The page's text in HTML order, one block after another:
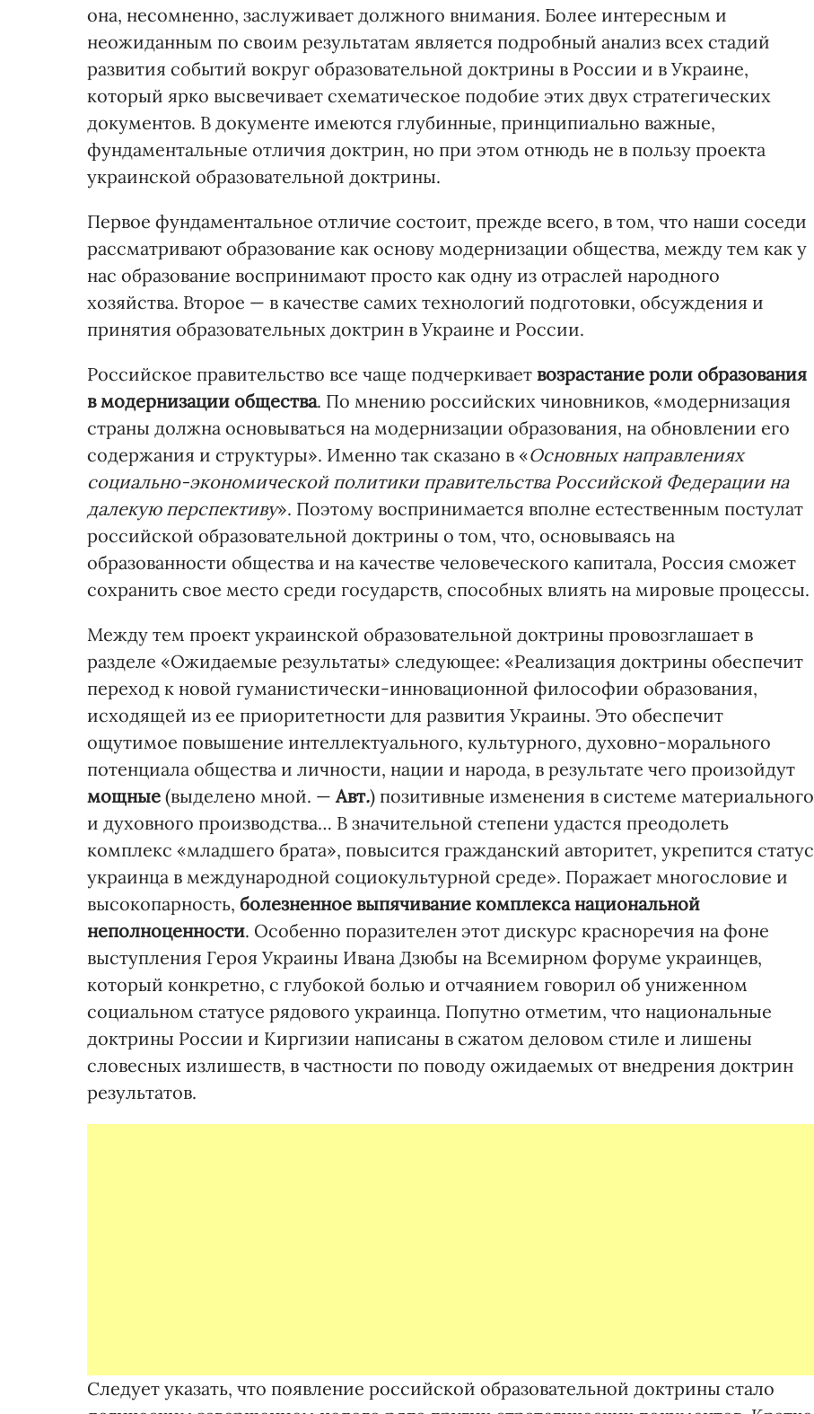
она, несомненно, заслуживает должного внимания. Более интересным и
неожиданным по своим результатам является подробный анализ всех стадий
развития событий вокруг образовательной доктрины в России и в Украине,
который ярко высвечивает схематическое подобие этих двух стратегических
документов. В документе имеются глубинные, принципиально важные,
фундаментальные отличия доктрин, но при этом отнюдь не в пользу проекта
украинской образовательной доктрины.
Первое фундаментальное отличие состоит, прежде всего, в том, что наши соседи
рассматривают образование как основу модернизации общества, между тем как у
нас образование воспринимают просто как одну из отраслей народного
хозяйства. Второе — в качестве самих технологий подготовки, обсуждения и
принятия образовательных доктрин в Украине и России.
Российское правительство все чаще подчеркивает возрастание роли образования
в модернизации общества. По мнению российских чиновников, «модернизация
страны должна основываться на модернизации образования, на обновлении его
содержания и структуры». Именно так сказано в «Основных направлениях
социально-экономической политики правительства Российской Федерации на
далекую перспективу». Поэтому воспринимается вполне естественным постулат
российской образовательной доктрины о том, что, основываясь на
образованности общества и на качестве человеческого капитала, Россия сможет
сохранить свое место среди государств, способных влиять на мировые процессы.
Между тем проект украинской образовательной доктрины провозглашает в
разделе «Ожидаемые результаты» следующее: «Реализация доктрины обеспечит
переход к новой гуманистически-инновационной философии образования,
исходящей из ее приоритетности для развития Украины. Это обеспечит
ощутимое повышение интеллектуального, культурного, духовно-морального
потенциала общества и личности, нации и народа, в результате чего произойдут
мощные (выделено мной. —Авт.) позитивные изменения в системе материального
и духовного производства… В значительной степени удастся преодолеть
комплекс «младшего брата», повысится гражданский авторитет, укрепится статус
украинца в международной социокультурной среде». Поражает многословие и
высокопарность, болезненное выпячивание комплекса национальной
неполноценности. Особенно поразителен этот дискурс красноречия на фоне
выступления Героя Украины Ивана Дзюбы на Всемирном форуме украинцев,
который конкретно, с глубокой болью и отчаянием говорил об униженном
социальном статусе рядового украинца. Попутно отметим, что национальные
доктрины России и Киргизии написаны в сжатом деловом стиле и лишены
словесных излишеств, в частности по поводу ожидаемых от внедрения доктрин
результатов.
Следует указать, что появление российской образовательной доктрины стало